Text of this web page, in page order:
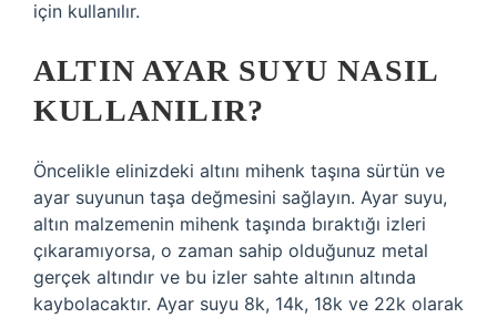
için kullanılır.
ALTIN AYAR SUYU NASIL
KULLANILIR?
Öncelikle elinizdeki altını mihenk taşına sürtün ve
ayar suyunun taşa değmesini sağlayın. Ayar suyu,
altın malzemenin mihenk taşında bıraktığı izleri
çıkaramıyorsa, o zaman sahip olduğunuz metal
gerçek altındır ve bu izler sahte altının altında
kaybolacaktır. Ayar suyu 8k, 14k, 18k ve 22k olarak